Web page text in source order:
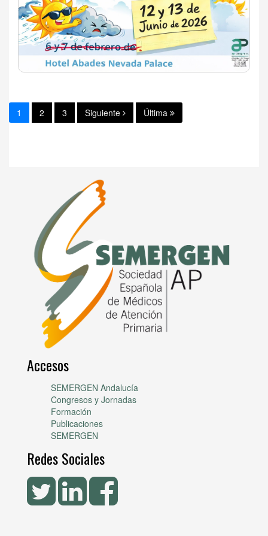
1 2 3 Siguiente Última
Accesos
SEMERGEN Andalucía
Congresos y Jornadas
Formación
Publicaciones
SEMERGEN
Redes Sociales